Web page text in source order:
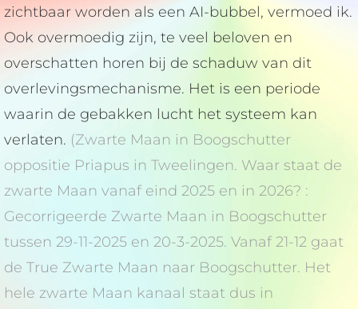
zichtbaar worden als een AI-bubbel, vermoed ik.
Ook overmoedig zijn, te veel beloven en
overschatten horen bij de schaduw van dit
overlevingsmechanisme. Het is een periode
waarin de gebakken lucht het systeem kan
verlaten. (Zwarte Maan in Boogschutter
oppositie Priapus in Tweelingen. Waar staat de
zwarte Maan vanaf eind 2025 en in 2026? :
Gecorrigeerde Zwarte Maan in Boogschutter
tussen 29-11-2025 en 20-3-2025. Vanaf 21-12 gaat
de True Zwarte Maan naar Boogschutter. Het
hele zwarte Maan kanaal staat dus in